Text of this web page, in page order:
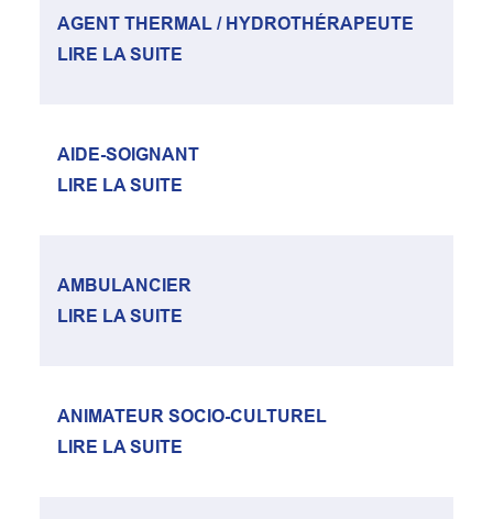
AGENT THERMAL / HYDROTHÉRAPEUTE
LIRE LA SUITE
AIDE-SOIGNANT
LIRE LA SUITE
AMBULANCIER
LIRE LA SUITE
ANIMATEUR SOCIO-CULTUREL
LIRE LA SUITE